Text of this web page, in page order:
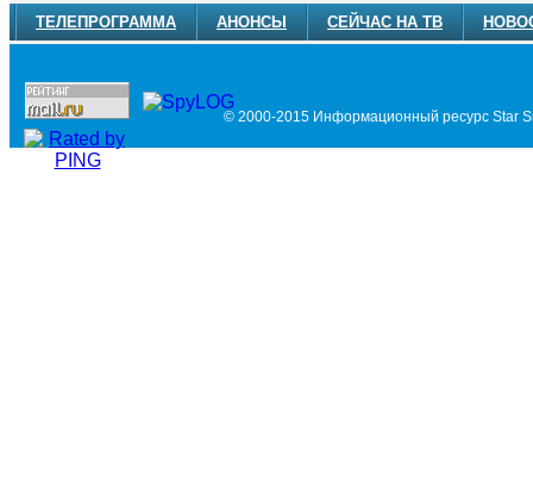
ТЕЛЕПРОГРАММА АНОНСЫ СЕЙЧАС НА ТВ
© 2000-2015 Информационный ресурс Star